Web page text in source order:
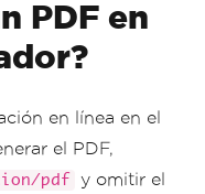
PDF en
en línea en el
el PDF,
pdf
y omitir el